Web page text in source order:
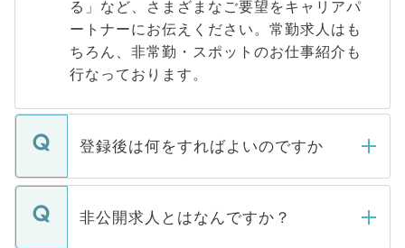
る」など、さまざまなご要望をキャリアパ
ートナーにお伝えください。常勤求人はも
ちろん、非常勤・スポットのお仕事紹介も
行なっております。
登録後は何をすればよいのですか
ご登録いただきましたら、弊社担当者がご
登録内容を確認し、その後メールもしくは
非公開求人とはなんですか？